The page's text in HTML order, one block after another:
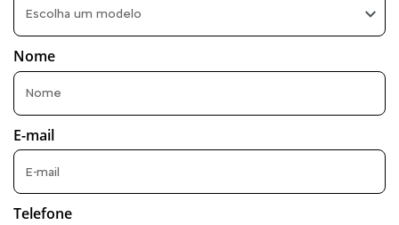
Escolha um modelo
Nome
E-mail
Telefone